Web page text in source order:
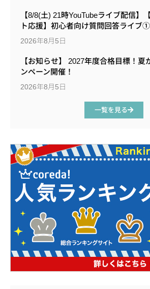
【8/8(土) 21時YouTubeライブ配信】
ト応援】初心者向け質問回答ライブ
2026年8月5日
【お知らせ】 2027年度合格目標！夏
ンペーン開催！
2026年8月5日
一覧を見る